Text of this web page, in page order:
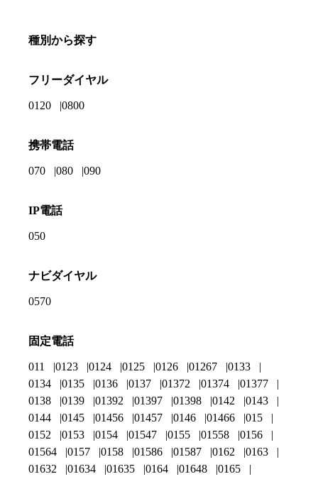
種別から探す
フリーダイヤル
0120 0800
携帯電話
070 080 090
IP電話
050
ナビダイヤル
0570
固定電話
011 0123 0124 0125 0126 01267
0133
0134
0135 0136 0137 01372 01374
01377
0138
0139 01392 01397 01398 0142
0143
0144
0145 01456 01457 0146 01466
015
0152
0153 0154 01547 0155 01558
0156
01564
0157 0158 01586 01587 0162
0163
01632
01634 01635 0164 01648
0165